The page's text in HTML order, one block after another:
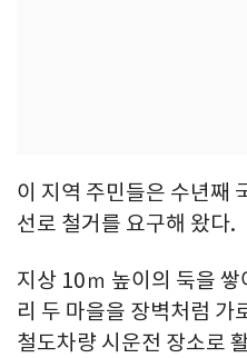
이 지역 주민들은 수년째
선로 철거를 요구해 왔다.
지상 10ｍ 높이의 둑을
리 두 마을을 장벽처럼 가
철도차량 시운전 장소로